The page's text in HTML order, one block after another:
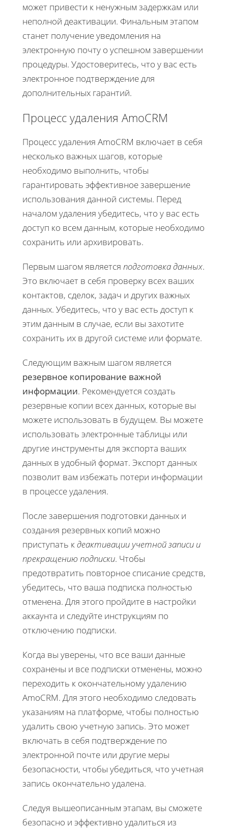
может привести к ненужным задержкам или
неполной деактивации. Финальным этапом
станет получение уведомления на
электронную почту о успешном завершении
процедуры. Удостоверитесь, что у вас есть
электронное подтверждение для
дополнительных гарантий.
Процесс удаления AmoCRM
Процесс удаления AmoCRM включает в себя
несколько важных шагов, которые
необходимо выполнить, чтобы
гарантировать эффективное завершение
использования данной системы. Перед
началом удаления убедитесь, что у вас есть
доступ ко всем данным, которые необходимо
сохранить или архивировать.
Первым шагом является подготовка данных.
Это включает в себя проверку всех ваших
контактов, сделок, задач и других важных
данных. Убедитесь, что у вас есть доступ к
этим данным в случае, если вы захотите
сохранить их в другой системе или формате.
Следующим важным шагом является
резервное копирование важной
информации. Рекомендуется создать
резервные копии всех данных, которые вы
можете использовать в будущем. Вы можете
использовать электронные таблицы или
другие инструменты для экспорта ваших
данных в удобный формат. Экспорт данных
позволит вам избежать потери информации
в процессе удаления.
После завершения подготовки данных и
создания резервных копий можно
приступать кдеактивации учетной записи и
прекращению подписки. Чтобы
предотвратить повторное списание средств,
убедитесь, что ваша подписка полностью
отменена. Для этого пройдите в настройки
аккаунта и следуйте инструкциям по
отключению подписки.
Когда вы уверены, что все ваши данные
сохранены и все подписки отменены, можно
переходить к окончательному удалению
AmoCRM. Для этого необходимо следовать
указаниям на платформе, чтобы полностью
удалить свою учетную запись. Это может
включать в себя подтверждение по
электронной почте или другие меры
безопасности, чтобы убедиться, что учетная
запись окончательно удалена.
Следуя вышеописанным этапам, вы сможете
безопасно и эффективно удалиться из